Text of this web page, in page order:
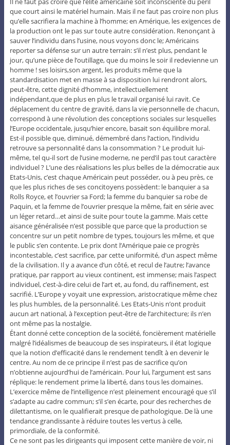
que court ainsi le matériel humain. Mais il ne faut pas croire non plus
qu’elle sacrifiera la machine à l’homme; en Amérique, les exigences de
la production ont le pas sur toute autre considération. Renonçant à
sauver l’individu dans l’usine, nous voyons donc le; Américains
reporter sa défense sur un autre terrain: s’il n’est plus, pendant le
jour, qu’une pièce de l’outillage, que du moins le soir il redevienne un
homme ! ses loisirs,son argent, les produits même que la
standardisation met en masse à sa disposition lui rendront alors,
peut-être, cette dignité d’homme, intellectuellement
indépendant,que de plus en plus le travail organisé lui ravit. Ce
déplacement du centre de gravité, dans la vie personnelle de chacun,
correspond à une révolution des conceptions sociales sur lesquelles
l’Europe occidentale, jusqu’hier encore, basait son équilibre moral.
Est-il possible que, diminué, démembré dans l’action, l’individu
retrouve sa personnalité dans la consommation ? Le produit lui-
même, tel qu-il sort de l’usine moderne, ne perd’il pas tout caractère
individuel ? L’une des réalisations les plus belles de la démocratie aux
Etats-Unis, c’est chaque Américain peut posséder, ou à peu près, ce
que les plus riches de ses concitoyens possèdent: le banquier a sa
Rolls Royce, et l’ouvrier sa Ford; la femme du banquier sa robe de
Paquin, et la femme de l’ouvrier presque la même, fait en série avec
un léger retard…et ainsi de suite pour toute la gamme. Mais cette
aisance généralisée n’est possible que parce que la production se
concentre sur un petit nombre de types, toujours les même, et que
le public s’en contente. Le prix dont l’Amérique paie ce progrès
incontestable, c’est sacrifice, par cette uniformité, d’un aspect même
de la civilisation. Il y a avance d’un côté, et recul de l’autre; l’avance
pratique, par rapport au vieux continent, est immense; mais l’aspect
individuel, c’est-à-dire celui de l’art et, au fond, du raffinement, est
sacrifié. L’Europe y voyait une expression, aristocratique même chez
les plus humbles, de la personnalité. Les Etats-Unis n’ont produit
aucun art national, à l’exception peut-être de l’architecture; ils n’en
ont même pas la nostalgie.
Étant donné cette conception de la société, foncièrement matérielle
malgré l’idéalismes de beaucoup de ses inspirateurs, il état logique
que la notion d’efficacité dans le rendement tendît à en devenir le
centre. Au nom de ce principe il n’est pas de sacrifice qu’on
n’obtienne aujourd’hui de l’américain. Pour lui, l’argument est sans
réplique: le rendement prime la liberté, dans tous les domaines.
L’exercice même de l’intelligence n’est pleinement encouragé que s’il
s’adapte au cadre commun; s’il s’en écarte, pour des recherches de
dilettantisme, on le qualifierait presque de pathologique. De là une
tendance grandissante à réduire toutes les vertus à celle,
primordiale, de la conformité.
Ce ne sont pas les dirigeants qui imposent cette manière de voir, ni